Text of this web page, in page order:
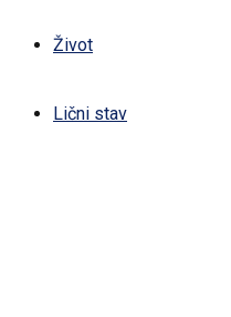
Život
Lični stav